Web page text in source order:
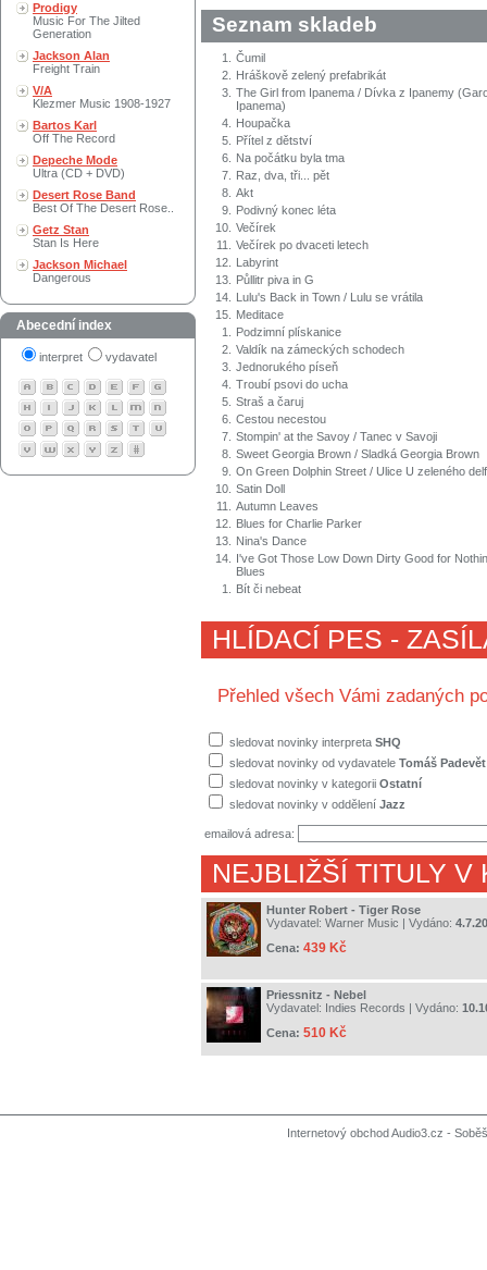
Prodigy
Music For The Jilted
Generation
Jackson Alan
Freight Train
V/A
Klezmer Music 1908-1927
Bartos Karl
Off The Record
Depeche Mode
Ultra (CD + DVD)
Desert Rose Band
Best Of The Desert Rose..
Getz Stan
Stan Is Here
Jackson Michael
Dangerous
Abecední index
interpret vydavatel
Seznam skladeb
1.
Čumil
2.
Hráškově zelený prefabrikát
3. The Girl from Ipanema / Dívka z Ipanemy
Ipanema)
4.
Houpačka
5.
Přítel z dětství
6.
Na počátku byla tma
7.
Raz, dva, tři... pět
8. Akt
9.
Podivný konec léta
10. Večírek
11.
Večírek po dvaceti letech
12.
Labyrint
13.
Půllitr piva in G
14.
Lulu's Back in Town / Lulu se vrátila
15.
Meditace
1.
Podzimní plískanice
2. Valdík na zámeckých schodech
3. Jednorukého píseň
4. Troubí psovi do ucha
5. Straš a čaruj
6. Cestou necestou
7. Stompin' at the Savoy / Tanec v Savoji
8. Sweet Georgia Brown / Sladká Georgia Brown
9. On Green Dolphin Street / Ulice U zeleného
10. Satin Doll
11.
Autumn Leaves
12.
Blues for Charlie Parker
13.
Nina's Dance
14.
I've Got Those Low Down Dirty Good for
Blues
1.
Bít či nebeat
HLÍDACÍ PES -
Přehled všech Vámi zadaných
sledovat novinky interpreta SHQ
sledovat novinky od vydavatele Tomáš Padevět
sledovat novinky v kategorii Ostatní
sledovat novinky v oddělení Jazz
emailová adresa:
NEJBLIŽŠÍ TITULY V
Hunter Robert - Tiger Rose
Vydavatel: Warner Music | Vydáno:
Cena: 439 Kč
Priessnitz - Nebel
Vydavatel: Indies Records | Vydáno:
Cena: 510 Kč
Internetový obchod Audio3.cz -